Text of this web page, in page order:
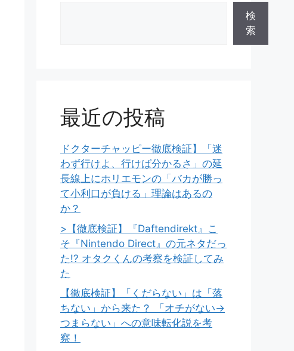
検
索
最近の投稿
ドクターチャッピー徹底検証】「迷
わず行けよ、行けば分かるさ」の延
長線上にホリエモンの「バカが勝っ
て小利口が負ける」理論はあるの
か？
>【徹底検証】『Daftendirekt』こ
そ『Nintendo Direct』の元ネタだっ
た!? オタクくんの考察を検証してみ
た
【徹底検証】「くだらない」は「落
ちない」から来た？ 「オチがない→
つまらない」への意味転化説を考
察！